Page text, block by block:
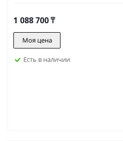
1 088 700₸
Моя цена
Есть в наличии